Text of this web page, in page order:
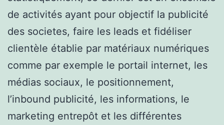
de activités ayant pour objectif la publicité
des societes, faire les leads et fidéliser
clientèle établie par matériaux numériques
comme par exemple le portail internet, les
médias sociaux, le positionnement,
l’inbound publicité, les informations, le
marketing entrepôt et les différentes